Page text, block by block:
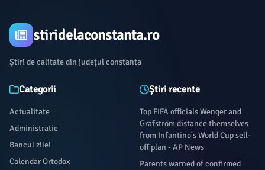
stiridelaconstanta.ro
Știri de calitate din județul constanta
Categorii
Actualitate
Administratie
Bancul zilei
Calendar Ortodox
Știri recente
Top FIFA officials Wenger and
Grafström distance themselves
from Infantino's World Cup sell-
off plan - AP News
Parents warned of confirmed